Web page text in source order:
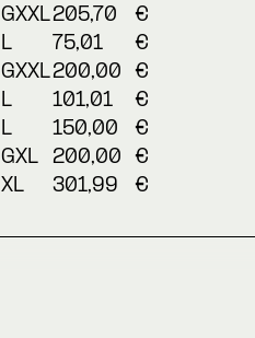
GXXL205,70
€
L 75,01
€
GXXL200,00
€
L 101,01
€
L 150,00
€
GXL 200,00
€
XL 301,99 €